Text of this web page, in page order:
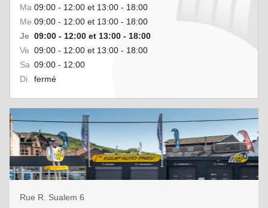
Ma 09:00 - 12:00 et 13:00 - 18:00
Me 09:00 - 12:00 et 13:00 - 18:00
Je 09:00 - 12:00 et 13:00 - 18:00
Ve 09:00 - 12:00 et 13:00 - 18:00
Sa 09:00 - 12:00
Di
fermé
Rue R. Sualem 6